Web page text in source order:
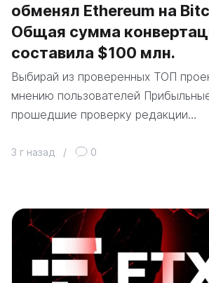
обменял Ethereum на
Общая сумма
составила $100 млн.
Выбирай из проверенных ТОП
мнению пользователей
прошедшие проверку редакции…
3 г назад / 0